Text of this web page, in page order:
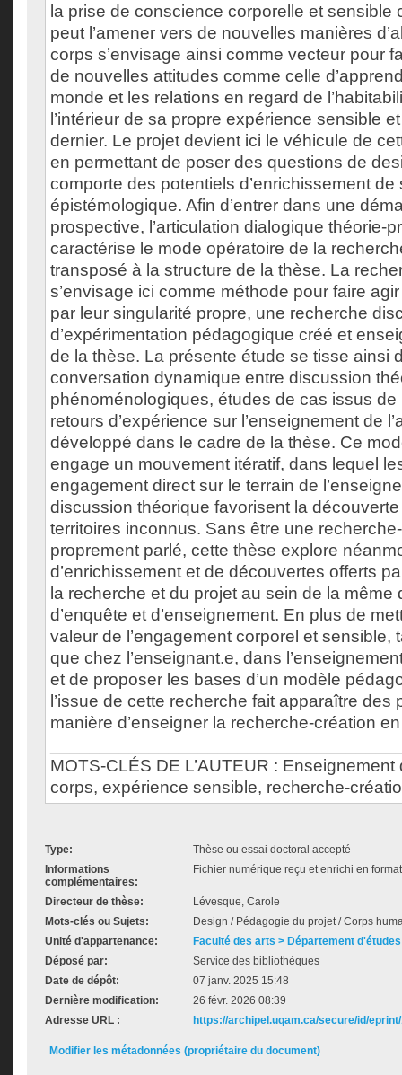
la prise de conscience corporelle et sensible
peut l’amener vers de nouvelles manières
corps s’envisage ainsi comme vecteur pour
de nouvelles attitudes comme celle
monde et les relations en regard de
l’intérieur de sa propre expérience sensible
dernier. Le projet devient ici le véhicule de
en permettant de poser des questions de
comporte des potentiels d’enrichissement de
épistémologique. Afin d’entrer dans une
prospective, l’articulation dialogique théorie-
caractérise le mode opératoire de la
transposé à la structure de la thèse. La
s’envisage ici comme méthode pour faire
par leur singularité propre, une recherche
d’expérimentation pédagogique créé et
de la thèse. La présente étude se tisse ainsi
conversation dynamique entre discussion
phénoménologiques, études de cas issus de
retours d’expérience sur l’enseignement de
développé dans le cadre de la thèse. Ce
engage un mouvement itératif, dans lequel
engagement direct sur le terrain de
discussion théorique favorisent la découverte
territoires inconnus. Sans être une
proprement parlé, cette thèse explore
d’enrichissement et de découvertes offerts
la recherche et du projet au sein de la même
d’enquête et d’enseignement. En plus de
valeur de l’engagement corporel et sensible,
que chez l’enseignant.e, dans
et de proposer les bases d’un modèle
l’issue de cette recherche fait apparaître des
manière d’enseigner la recherche-création
MOTS-CLÉS DE L’AUTEUR :
corps, expérience sensible, recherche-
Type:
Thèse ou essai doctoral accepté
Informations
complémentaires:
Fichier numérique reçu et enrichi en
Directeur de thèse:
Lévesque, Carole
Mots-clés ou Sujets:
Design / Pédagogie du projet / Corps
Unité d'appartenance:
Faculté des arts > Département
Déposé par:
Service des bibliothèques
Date de dépôt:
07 janv. 2025 15:48
Dernière modification:
26 févr. 2026 08:39
Adresse URL :
https://archipel.uqam.ca/secure/id/
Modifier les métadonnées (propriétaire du document)